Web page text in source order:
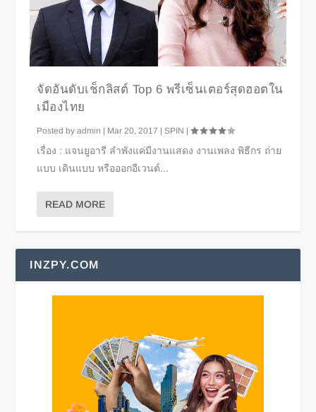
จัดอันดับเช็กลิสต์ Top 6 พรีเซ็นเตอร์สุดฮอตใน
เมืองไทย
Posted byadmin | Mar 20, 2017 |SPIN |
เรื่อง : แจนยูอารี ลำพังแค่มีงานแสดง งานเพลง พิธีกร ถ่าย
แบบ เดินแบบ หรือออกอีเวนต์...
READ MORE
INZPY.COM